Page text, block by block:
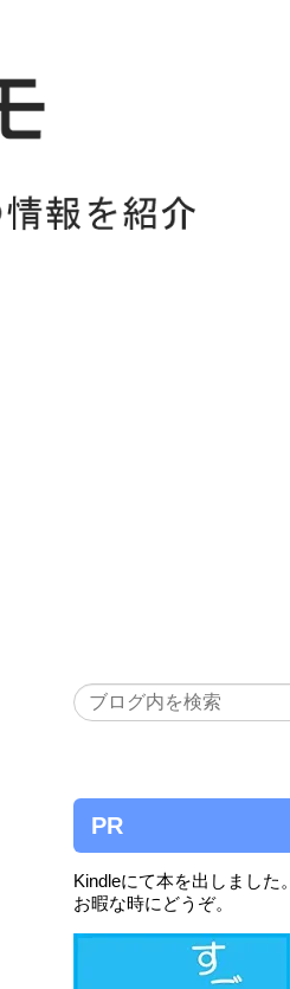
PR
Kindleにて本を出しました。
お暇な時にどうぞ。